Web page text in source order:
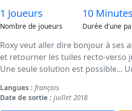
1 Joueurs
Nombre de joueurs
10 Minutes
Durée d'une
Roxy veut aller dire bonjour à ses
et retourner les tuiles recto-verso
Une seule solution est possible...
Langues : français
Date de sortie : juillet 2018